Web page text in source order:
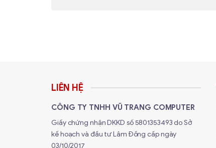
LIÊN HỆ
CÔNG TY TNHH VŨ TRANG COMPUTER
Giấy chứng nhận DKKD số 5801353493 do Sở
kế hoạch và đầu tư Lâm Đồng cấp ngày
03/10/2017